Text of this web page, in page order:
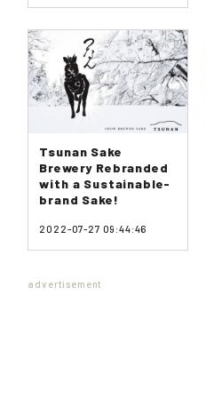
Tsunan Sake
Brewery Rebranded
with a Sustainable-
brand Sake!
2022-07-27 09:44:46
advertisement